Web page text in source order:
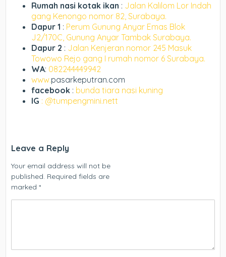
Rumah nasi kotak ikan : Jalan Kalilom Lor Indah
gang Kenongo nomor 82, Surabaya.
Dapur 1 : Perum Gunung Anyar Emas Blok
J2/170C, Gunung Anyar Tambak Surabaya.
Dapur 2 : Jalan Kenjeran nomor 245 Masuk
Towowo Rejo gang I rumah nomor 6 Surabaya.
WA: 082244449942
www.pasarkeputran.com
facebook : bunda tiara nasi kuning
IG : @tumpengmini.nett
Leave a Reply
Your email address will not be
published. Required fields are
marked*